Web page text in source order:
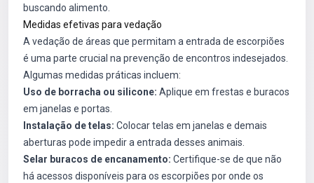
buscando alimento.
Medidas efetivas para vedação
A vedação de áreas que permitam a entrada de escorpiões
é uma parte crucial na prevenção de encontros indesejados.
Algumas medidas práticas incluem:
Uso de borracha ou silicone: Aplique em frestas e buracos
em janelas e portas.
Instalação de telas: Colocar telas em janelas e demais
aberturas pode impedir a entrada desses animais.
Selar buracos de encanamento: Certifique-se de que não
há acessos disponíveis para os escorpiões por onde os